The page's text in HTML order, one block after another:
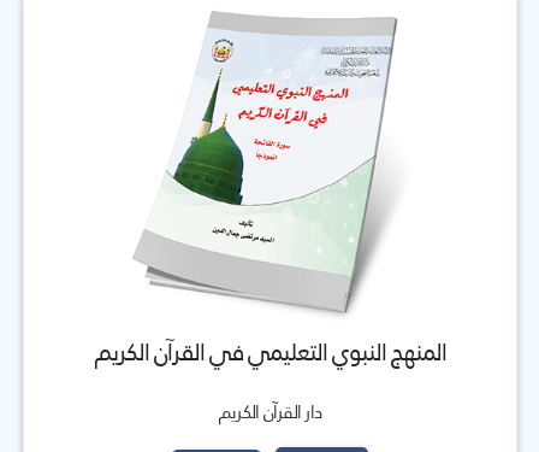
المنهج النبوي التعليمي في القرآن الكريم
دار القرآن الكريم